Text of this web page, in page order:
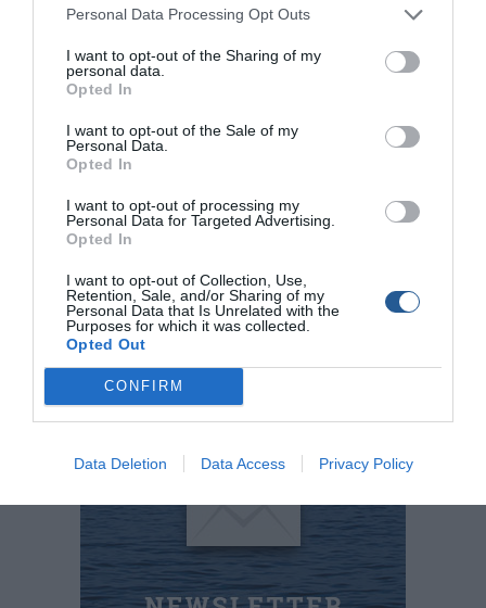
Personal Data Processing Opt Outs
I want to opt-out of the Sharing of my
personal data.
Opted In
I want to opt-out of the Sale of my
Personal Data.
Opted In
I want to opt-out of processing my
Personal Data for Targeted Advertising.
Opted In
I want to opt-out of Collection, Use,
Retention, Sale, and/or Sharing of my
Personal Data that Is Unrelated with the
Purposes for which it was collected.
Opted Out
CONFIRM
Data Deletion Data Access Privacy Policy
πολύωρα ψαρέματα με μηδενικές φθορές στο νήμα. Για
μεγαλύτερη αντοχή τα δαχτυλίδια δεν πατάνε κατευθείαν
επάνω στην βέργα αλλά πάνω σε κλώστές (under
300gr. Έχουν μήκος 1,8 μέτρα. Το blank (βέργα) είναι
carbon toray japan. Έχει αναγραφόμενο blank test στα 16
εργοστάσιο.
E-FISHING IKE
210 971 2720
www.efishing.gr